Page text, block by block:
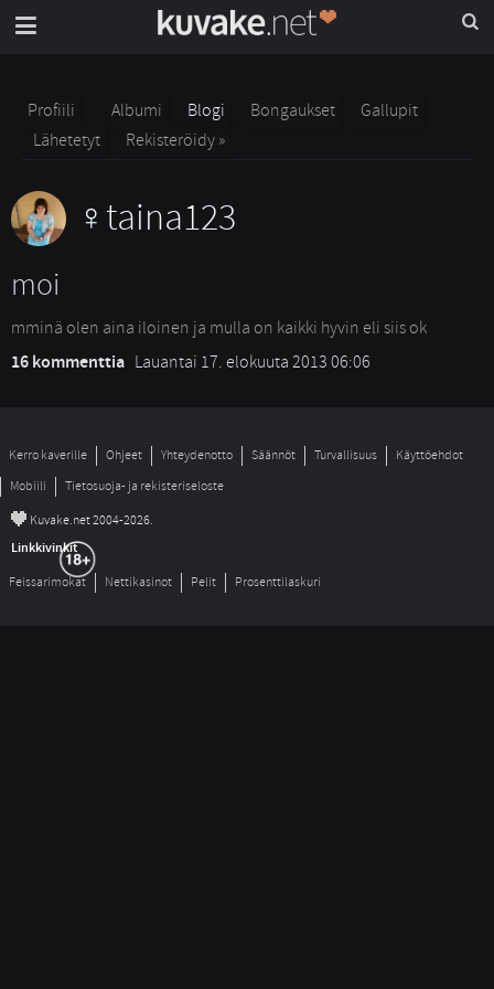
Profiili Albumi Blogi Bongaukset
Gallupit
Lähetetyt
Rekisteröidy »
taina123
moi
mminä olen aina iloinen ja mulla on kaikki hyvin eli siis ok
16 kommenttia Lauantai 17. elokuuta 2013 06:06
Kerro kaverille Ohjeet Yhteydenotto Säännöt Turvallisuus
Käyttöehdot
Mobiili
Tietosuoja- ja rekisteriseloste
© Kuvake.net 2004-2026.
Linkkivinkit
Feissarimokat Nettikasinot Pelit Prosenttilaskuri